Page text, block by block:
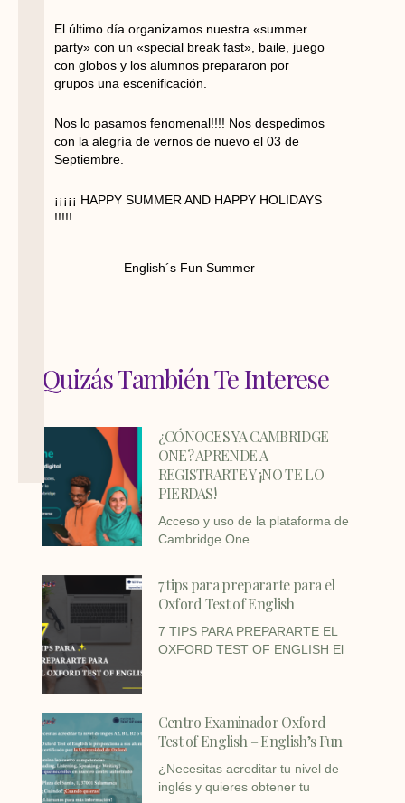
El último día organizamos nuestra «summer
party» con un «special break fast», baile, juego
con globos y los alumnos prepararon por
grupos una escenificación.
Nos lo pasamos fenomenal!!!! Nos despedimos
con la alegría de vernos de nuevo el 03 de
Septiembre.
¡¡¡¡¡ HAPPY SUMMER AND HAPPY HOLIDAYS
!!!!!
English´s Fun Summer
Quizás También Te Interese
¿CÓNOCES YA CAMBRIDGE
ONE? APRENDE A
REGISTRARTE Y ¡NO TE LO
PIERDAS!
Acceso y uso de la plataforma de
Cambridge One
7 tips para prepararte para el
Oxford Test of English
7 TIPS PARA PREPARARTE EL
OXFORD TEST OF ENGLISH El
Centro Examinador Oxford
Test of English – English’s Fun
¿Necesitas acreditar tu nivel de
inglés y quieres obtener tu